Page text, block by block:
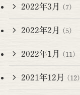
2022年3月 (7)
2022年2月 (5)
2022年1月 (11)
2021年12月 (12)